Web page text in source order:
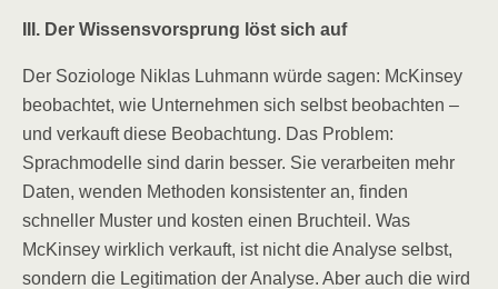
III. Der Wissensvorsprung löst sich auf
Der Soziologe Niklas Luhmann würde sagen: McKinsey
beobachtet, wie Unternehmen sich selbst beobachten –
und verkauft diese Beobachtung. Das Problem:
Sprachmodelle sind darin besser. Sie verarbeiten mehr
Daten, wenden Methoden konsistenter an, finden
schneller Muster und kosten einen Bruchteil. Was
McKinsey wirklich verkauft, ist nicht die Analyse selbst,
sondern die Legitimation der Analyse. Aber auch die wird